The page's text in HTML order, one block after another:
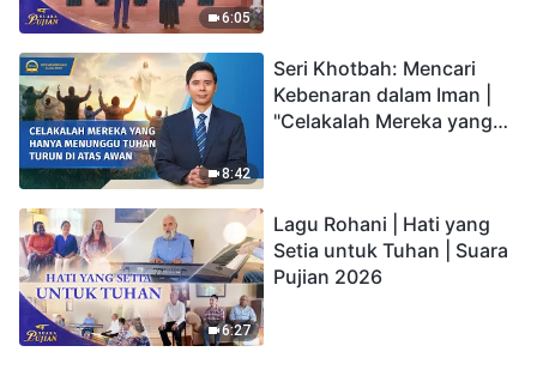
6:05
8:42
Seri Khotbah: Mencari
Kebenaran dalam Iman |
"Celakalah Mereka yang
6:27
Lagu Rohani | Hati yang
Setia untuk Tuhan | Suara
Pujian 2026